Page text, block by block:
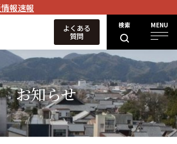
報速報
検索 MENU
よくある
質問
お知らせ